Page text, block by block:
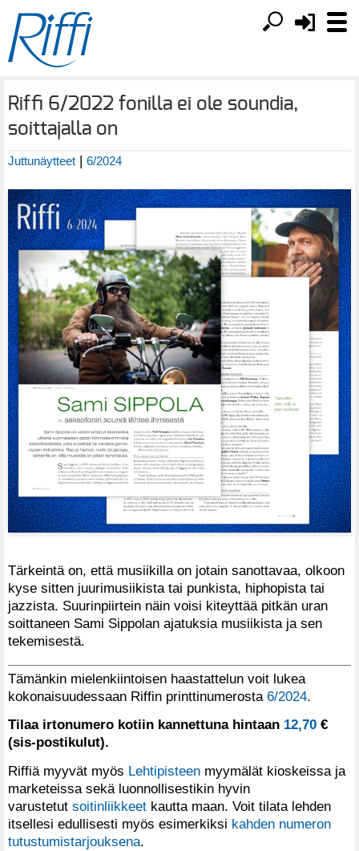
Riffi 6/2022 fonilla ei ole soundia,
soittajalla on
Juttunäytteet | 6/2024
Tärkeintä on, että musiikilla on jotain sanottavaa, olkoon
kyse sitten juurimusiikista tai punkista, hiphopista tai
jazzista. Suurinpiirtein näin voisi kiteyttää pitkän uran
soittaneen Sami Sippolan ajatuksia musiikista ja sen
tekemisestä.
Tämänkin mielenkiintoisen haastattelun voit lukea
kokonaisuudessaan Riffin printtinumerosta 6/2024.
Tilaa irtonumero kotiin kannettuna hintaan 12,70 €
(sis-postikulut).
Riffiä myyvät myös Lehtipisteen myymälät kioskeissa ja
marketeissa sekä luonnollisestikin hyvin
varustetut soitinliikkeet kautta maan. Voit tilata lehden
itsellesi edullisesti myös esimerkiksi kahden numeron
tutustumistarjouksena.